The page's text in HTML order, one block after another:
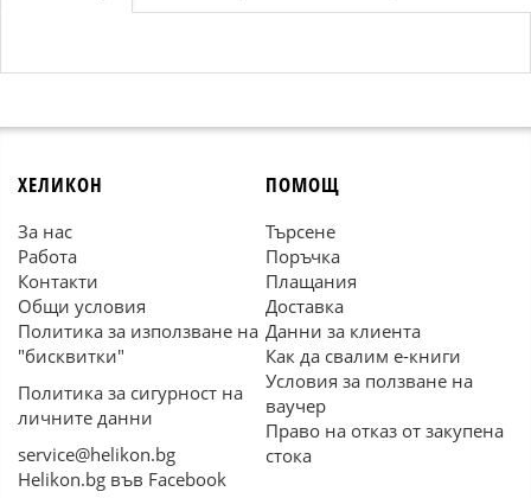
ХЕЛИКОН
За нас
Работа
Контакти
Общи условия
Политика за използване на
"бисквитки"
Политика за сигурност на
личните данни
service@helikon.bg
Helikon.bg във Facebook
ПОМОЩ
Търсене
Поръчка
Плащания
Доставка
Данни за клиента
Как да свалим е-книги
Условия за ползване на
ваучер
Право на отказ от закупена
стока